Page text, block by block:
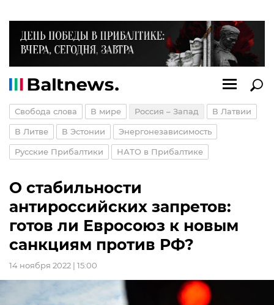
Свобода слова В мире Россия – Запад В Латвии
В Литве В Эстонии Энергонезависимость
Русские Прибалтики НАТО в Прибалтике
О стабильности
антироссийских запретов:
готов ли Евросоюз к новым
санкциям против РФ?
14 ноября 2022 | 15:00